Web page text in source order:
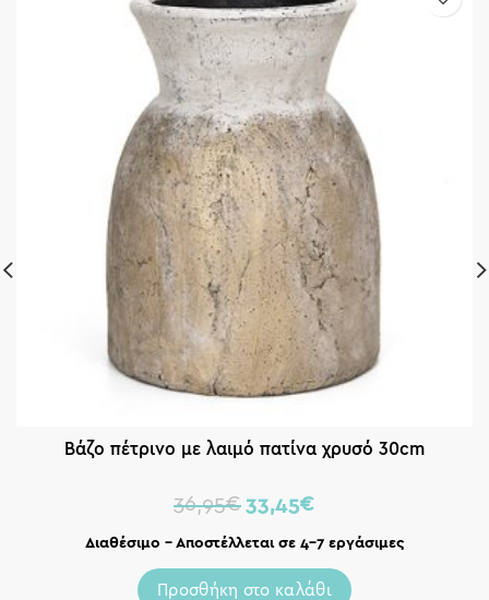
Βάζο πέτρινο με λαιμό πατίνα χρυσό 30cm
36,95€ 33,45€
Διαθέσιμο – Αποστέλλεται σε 4-7 εργάσιμες
Προσθήκη στο καλάθι